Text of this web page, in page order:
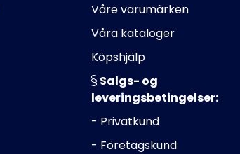
Våre varumärken
Våra kataloger
Köpshjälp
Salgs- og
leveringsbetingelser:
- Privatkund
- Företagskund